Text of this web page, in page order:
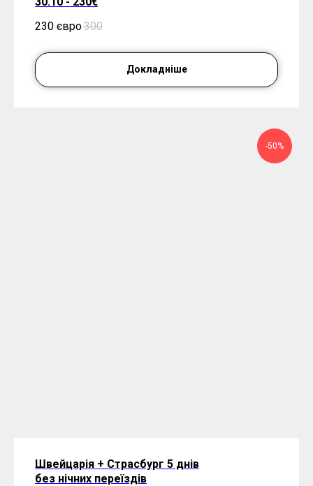
230 євро300
Докладніше
-50%
Швейцарія + Страсбург 5 днів
без нічних переїздів